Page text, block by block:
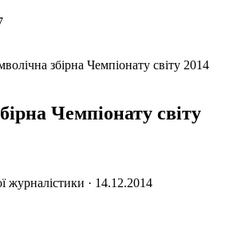
збірна Чемпіонату світу 2014
Чемпіонату світу
журналістики · 14.12.2014